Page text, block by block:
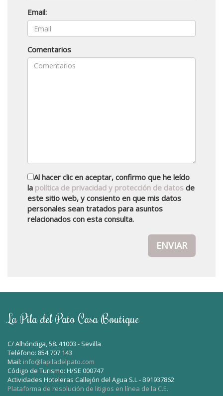
Email:
Comentarios
Al hacer clic en aceptar, confirmo que he leído
la política de privacidad y protección de datos de
este sitio web, y consiento en que mis datos
personales sean tratados para asuntos
relacionados con esta consulta.
ENVIAR
La Pila del Pato Casa Boutique
C/ Alhóndiga, 58. 41003 - Sevilla
Teléfono: 854 707 143
Mail: info@lapiladelpato.com
Código de Turismo: H/SE 000747
Actividades Hoteleras Callejón del Agua S.L - B91937862
Plataforma de resolución de litigios en línea de la C.E.